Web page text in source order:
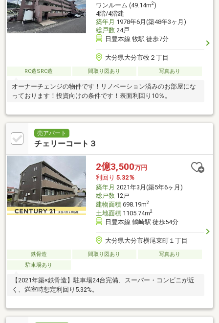
ワンルーム (49.14m2)
4階/4階建
築年月 1978年6月(築48年3ヶ月)
総戸数24戸
日豊本線 牧駅 徒歩7分
大分県大分市牧２丁目
RC造SRC造 間取り図あり 写真あり
オーナーチェンジの物件です！リノベーション済みのお部屋にな
っております！投資向けの条件です！表面利回り10％。
売アパート
チェリーコート３
2億3,500万円
利回り 5.32％
築年月 2021年3月(築5年6ヶ月)
総戸数12戸
建物面積698.19m2
土地面積1105.74m2
日豊本線 鶴崎駅 徒歩54分
大分県大分市横尾東町１丁目
鉄骨造 間取り図あり
写真あり
駐車場あり
【2021年築×鉄骨造】駐車場24台完備、スーパー・コンビニが近
く、満室時想定利回り5.32%。